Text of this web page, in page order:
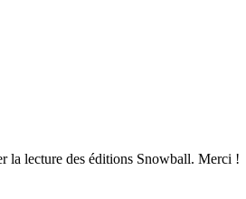
la lecture des éditions Snowball. Merci !